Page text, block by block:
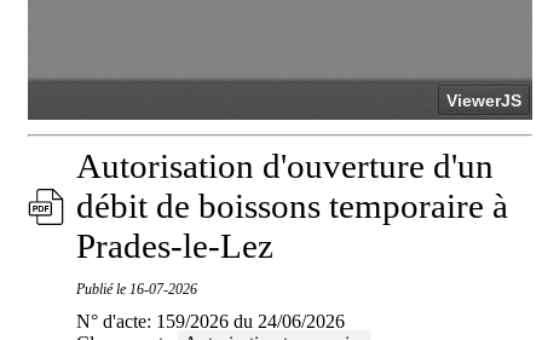
Autorisation d'ouverture d'un
débit de boissons temporaire à
Prades-le-Lez
Publié le 16-07-2026
N° d'acte: 159/2026 du 24/06/2026